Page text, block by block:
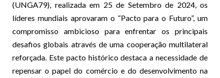
(UNGA79), realizada em 25 de Setembro de 2024, os
líderes mundiais aprovaram o “Pacto para o Futuro”, um
compromisso ambicioso para enfrentar os principais
desafios globais através de uma cooperação multilateral
reforçada. Este pacto histórico destaca a necessidade de
repensar o papel do comércio e do desenvolvimento na